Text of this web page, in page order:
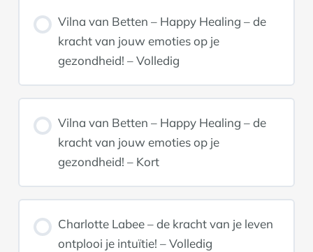
Vilna van Betten – Happy Healing – de
kracht van jouw emoties op je
gezondheid! – Volledig
Vilna van Betten – Happy Healing – de
kracht van jouw emoties op je
gezondheid! – Kort
Charlotte Labee – de kracht van je leven
ontplooi je intuïtie! – Volledig